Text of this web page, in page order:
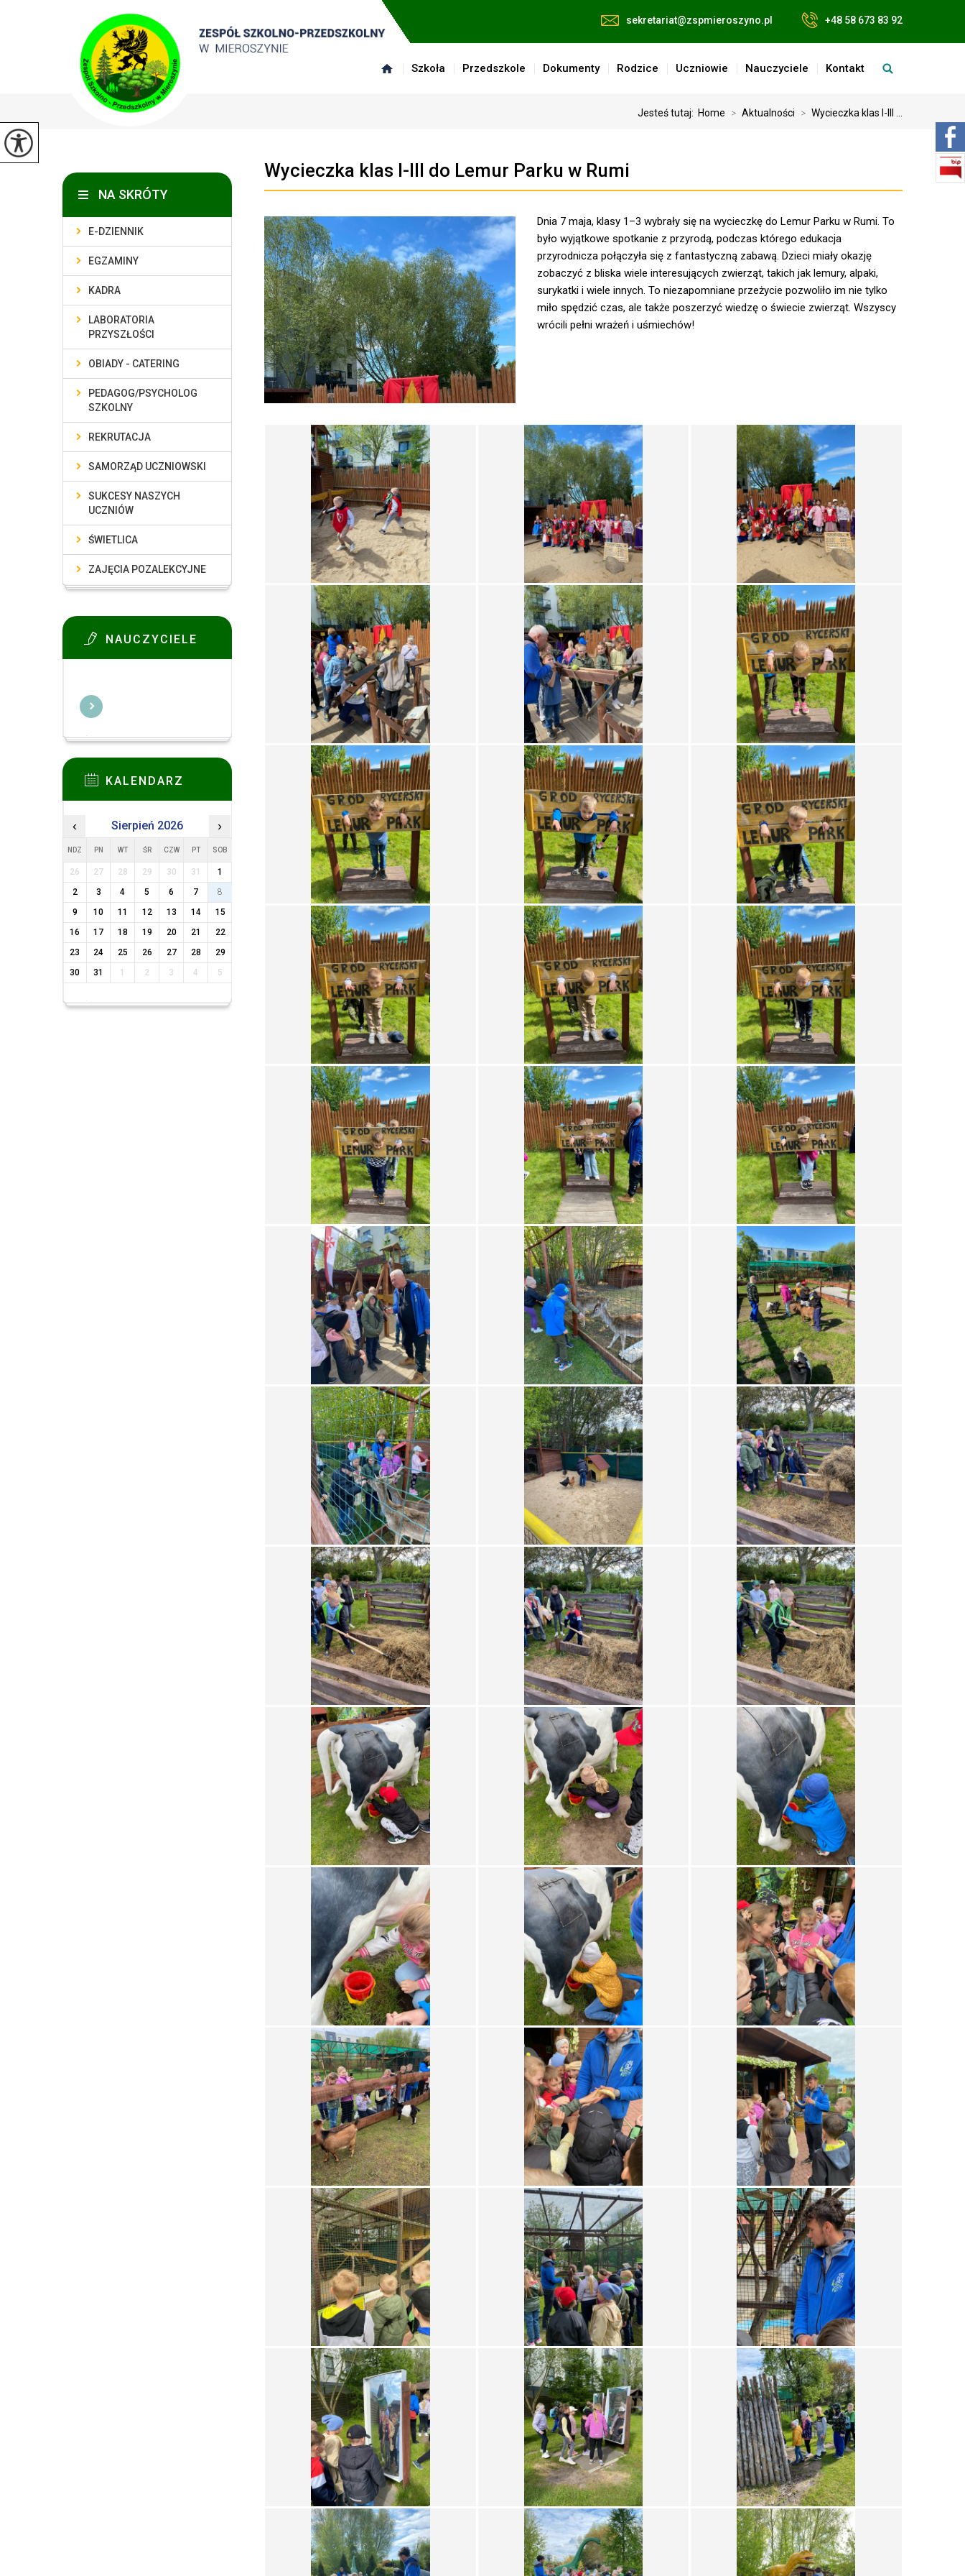
sekretariat@zspmieroszyno.pl +48 58 673 83 92
Szkoła Przedszkole Dokumenty Rodzice Uczniowie Nauczyciele Kontakt
Jesteś tutaj: Home > Aktualności > Wycieczka klas I-III ...
Wycieczka klas I-III do Lemur Parku w Rumi
Dnia 7 maja, klasy 1–3 wybrały się na wycieczkę do Lemur Parku w Rumi. To
było wyjątkowe spotkanie z przyrodą, podczas którego edukacja
przyrodnicza połączyła się z fantastyczną zabawą. Dzieci miały okazję
zobaczyć z bliska wiele interesujących zwierząt, takich jak lemury, alpaki,
surykatki i wiele innych. To niezapomniane przeżycie pozwoliło im nie tylko
miło spędzić czas, ale także poszerzyć wiedzę o świecie zwierząt. Wszyscy
wrócili pełni wrażeń i uśmiechów!
NA SKRÓTY
E-DZIENNIK
EGZAMINY
KADRA
LABORATORIA
PRZYSZŁOŚCI
OBIADY - CATERING
PEDAGOG/PSYCHOLOG
SZKOLNY
REKRUTACJA
SAMORZĄD UCZNIOWSKI
SUKCESY NASZYCH
UCZNIÓW
ŚWIETLICA
ZAJĘCIA POZALEKCYJNE
NAUCZYCIELE
KALENDARZ
‹ Sierpień 2026 ›
NDZ PN WT ŚR CZW PT SOB
26 27 28 29 30 31
1
2
3 4 5 6 7
8
9
10 11 12 13 14
15
16
17 18 19 20 21
22
23
24 25 26 27 28
29
30
31 1 2 3 4 5